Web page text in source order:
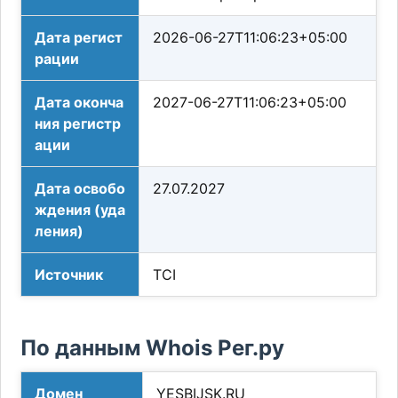
Дата регист
рации
2026-06-27T11:06:23+05:00
Дата оконча
ния регистр
ации
2027-06-27T11:06:23+05:00
Дата освобо
ждения (уда
ления)
27.07.2027
Источник TCI
По данным Whois Рег.ру
Домен YESBIJSK.RU